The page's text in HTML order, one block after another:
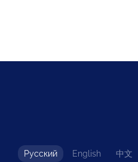
Русский English 中文